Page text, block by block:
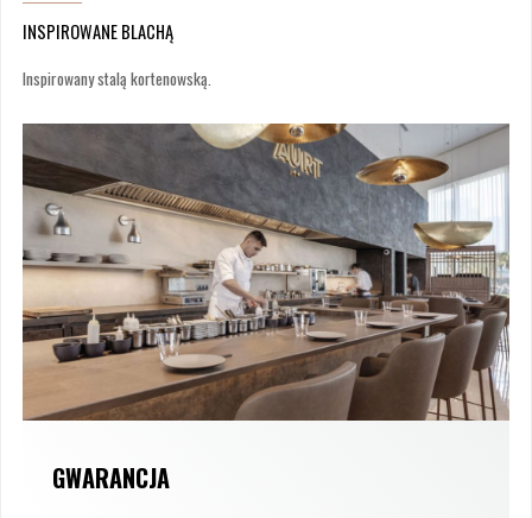
INSPIROWANE BLACHĄ
Inspirowany stalą kortenowską.
GWARANCJA